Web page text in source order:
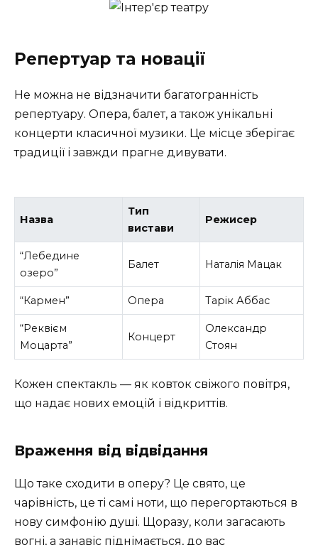
Репертуар та новації
Не можна не відзначити багатогранність
репертуару. Опера, балет, а також унікальні
концерти класичної музики. Це місце зберігає
традиції і завжди прагне дивувати.
Назва
Тип
вистави
Режисер
“Лебедине
озеро”
Балет Наталія Мацак
“Кармен” Опера Тарік Аббас
“Реквієм
Моцарта”
Концерт
Олександр
Стоян
Кожен спектакль — як ковток свіжого повітря,
що надає нових емоцій і відкриттів.
Враження від відвідання
Що таке сходити в оперу? Це свято, це
чарівність, це ті самі ноти, що перегортаються в
нову симфонію душі. Щоразу, коли загасають
вогні, а занавіс піднімається, до вас